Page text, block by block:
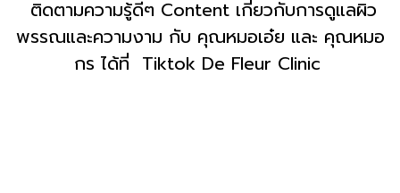
ติดตามความรู้ดีๆ Content เกี่ยวกับการดูแลผิว
พรรณและความงาม กับ คุณหมอเอ๋ย และ คุณหมอ
กร ได้ที่ Tiktok De Fleur Clinic